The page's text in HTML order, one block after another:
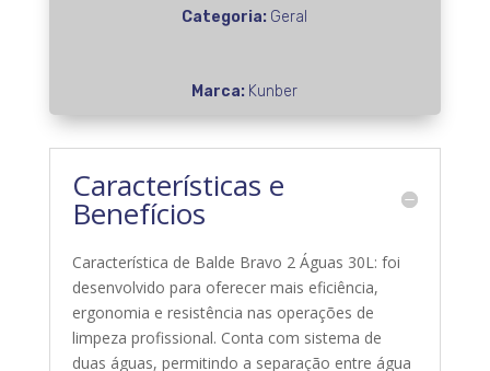
Categoria: Geral
Marca: Kunber
Características e
Benefícios
Característica de Balde Bravo 2 Águas 30L: foi
desenvolvido para oferecer mais eficiência,
ergonomia e resistência nas operações de
limpeza profissional. Conta com sistema de
duas águas, permitindo a separação entre água